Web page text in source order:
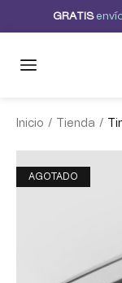
GRAT S
Inicio / Tienda /
AGOTADO